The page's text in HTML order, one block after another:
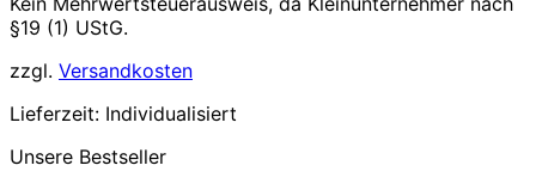
§19 (1) UStG.
zzgl. Versandkosten
Lieferzeit: Individualisiert
Unsere Bestseller